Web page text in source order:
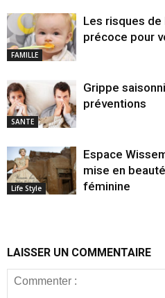
FAMILLE
Les risques de
précoce pour
SANTE
Grippe
préventions
Life Style
Espace
mise en
féminine
LAISSER UN COMMENTAIRE